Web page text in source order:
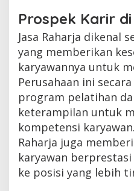
Prospek Karir
Jasa Raharja dikenal
yang memberikan
karyawannya untuk
Perusahaan ini
program pelatihan
keterampilan untuk
kompetensi
Raharja juga
karyawan
ke posisi yang lebih